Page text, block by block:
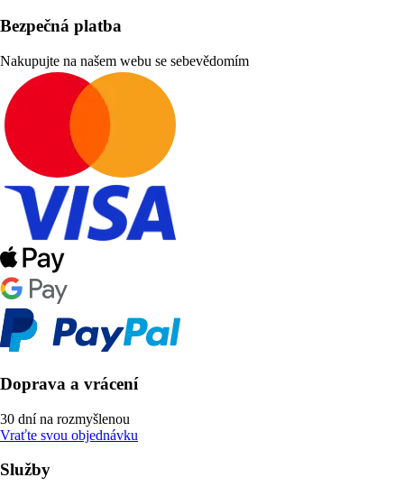
Bezpečná platba
Nakupujte na našem webu se sebevědomím
Doprava a vrácení
30 dní na rozmyšlenou
Vraťte svou objednávku
Služby